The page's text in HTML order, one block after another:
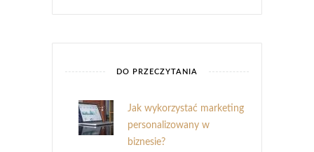
DO PRZECZYTANIA
Jak wykorzystać marketing
personalizowany w
biznesie?